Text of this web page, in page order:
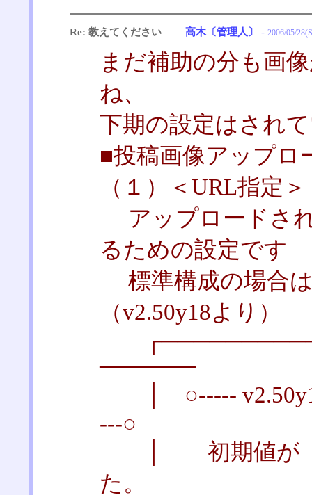
Re: 教えてください 高木〔管理人〕 - 2006/05/
まだ補助の分も画
ね、
下期の設定はされ
■投稿画像アップロ
（１）＜URL指定＞
アップロードさ
るための設定です
標準構成の場合
（v2.50y18より）
──────
│ ○----- v2.50y18
---○
│ 初期値が「./
た。